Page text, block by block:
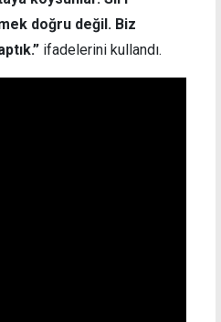
doğru değil. Biz
ifadelerini kullandı.